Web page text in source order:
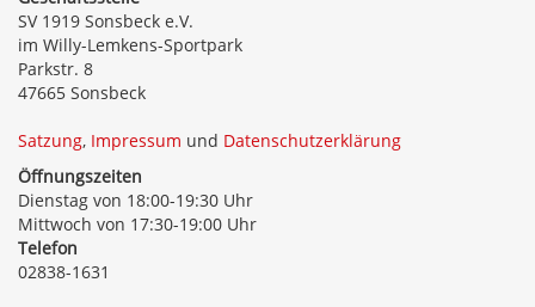
SV 1919 Sonsbeck e.V.
im Willy-Lemkens-Sportpark
Parkstr. 8
47665 Sonsbeck
Satzung, Impressum und Datenschutzerklärung
Öffnungszeiten
Dienstag von 18:00-19:30 Uhr
Mittwoch von 17:30-19:00 Uhr
Telefon
02838-1631